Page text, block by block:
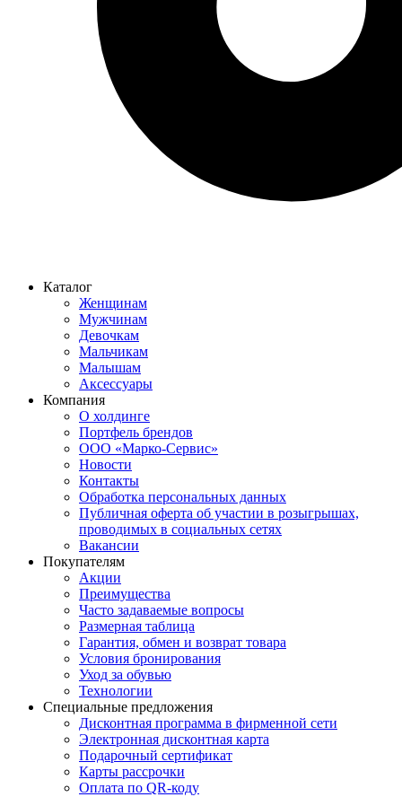
Каталог
Женщинам
Мужчинам
Девочкам
Мальчикам
Малышам
Аксессуары
Компания
О холдинге
Портфель брендов
ООО «Марко-Сервис»
Новости
Контакты
Обработка персональных данных
Публичная оферта об участии в розыгрышах,
проводимых в социальных сетях
Вакансии
Покупателям
Акции
Преимущества
Часто задаваемые вопросы
Размерная таблица
Гарантия, обмен и возврат товара
Условия бронирования
Уход за обувью
Технологии
Специальные предложения
Дисконтная программа в фирменной сети
Электронная дисконтная карта
Подарочный сертификат
Карты рассрочки
Оплата по QR-коду